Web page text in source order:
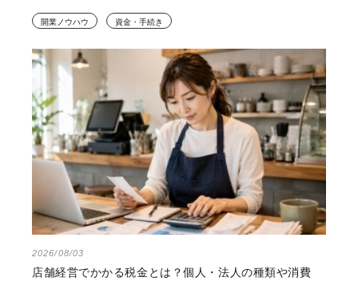
開業ノウハウ 資金・手続き
2026/08/03
店舗経営でかかる税金とは？個人・法人の種類や消費